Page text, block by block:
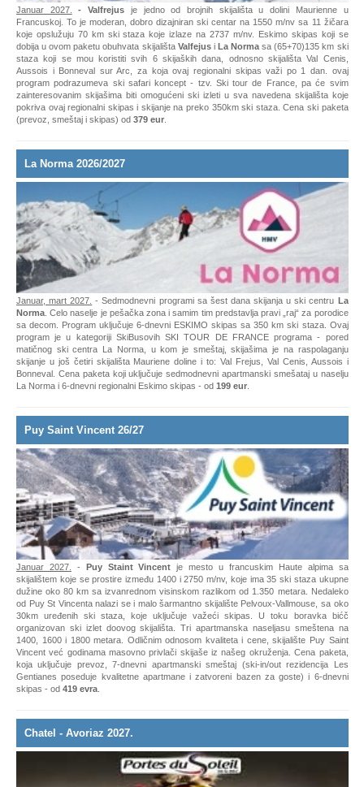
Francuskoj. To je moderan, dobro dizajniran ski centar na 1550 m/nv sa 11 žičara
koje opslužuju 70 km ski staza koje izlaze na 2737 m/nv. Eskimo skipas koji se
dobija u ovom paketu obuhvata skijalištaValfejusiLa Normasa (65+70)135 km ski
staza koji se mou koristiti svih 6 skijaških dana, odnosno skijališta Val Cenis,
Aussois i Bonneval sur Arc, za koja ovaj regionalni skipas važi po 1 dan. ovaj
program podrazumeva ski safari koncept - tzv. Ski tour de France, pa će svim
zainteresovanim skijašima biti omogućeni ski izleti u sva navedena skijališta koje
pokriva ovaj regionalni skipas i skijanje na preko 350km ski staza. Cena ski paketa
(prevoz, smeštaj i skipas) od 379 eur.
La Norma 2026/2027
Januar, mart 2027. - Sedmodnevni programi sa šest dana skijanja u ski centruLa
Norma . Celo naselje je pešačka zona i samim tim predstavlja pravi „raj“ za porodice
sa decom. Program uključuje 6-dnevni ESKIMO skipas sa 350 km ski staza. Ovaj
program je u kategoriji SkiBusovih SKI TOUR DE FRANCE programa - pored
matičnog ski centra La Norma, u kom je smeštaj, skijašima je na raspolaganju
skijanje u još četiri skijališta Mauriene doline i to: Val Frejus, Val Cenis, Aussois i
Bonneval. Cena paketa koji uključuje sedmodnevni apartmanski smešataj u naselju
La Norma i 6-dnevni regionalni Eskimo skipas - od199 eur.
Puy Saint Vincent 26/27
Januar 2027.-Puy Staint Vincentje mesto u francuskim Haute alpima sa
skijalištem koje se prostire između 1400 i 2750 m/nv, koje ima 35 ski staza ukupne
dužine oko 80 km sa izvanrednom visinskom razlikom od 1.350 metara. Nedaleko
od Puy St Vincenta nalazi se i malo šarmantno skijalište Pelvoux-Vallmouse, sa oko
30km uređenih ski staza, koje uključuje važeći skipas. U toku boravka bićč
organizovan ski izlet doovog skijališta. Tri apartmanska naseljasu smeštena na
1400, 1600 i 1800 metara. Odličnim odnosom kvaliteta i cene, skijalište Puy Saint
Vincent već godinama masovno privlači skijaše iz našeg okruženja. Cena paketa,
koja uključuje prevoz, 7-dnevni apartmanski smeštaj (ski-in/out rezidencija Les
Gentianes poseduje kvalitetne apartmane i zatvoreni bazen za goste) i 6-dnevni
skipas - od419 evra
Chatel - Avoriaz 2027.